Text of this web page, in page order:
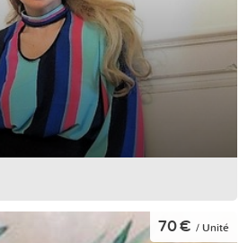
70 € / Unité